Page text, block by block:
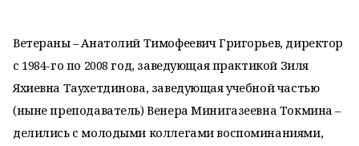
Ветераны – Анатолий Тимофеевич Григорьев, директор
с 1984-го по 2008 год, заведующая практикой Зиля
Яхиевна Таухетдинова, заведующая учебной частью
(ныне преподаватель) Венера Минигазеевна Токмина –
делились с молодыми коллегами воспоминаниями,